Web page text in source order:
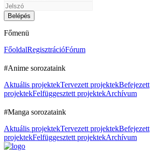
Főmenü
FőoldalRegisztrációFórum
#Anime sorozataink
Aktuális projektekTervezett projektekBefejezett
projektekFelfüggesztett projektekArchívum
#Manga sorozataink
Aktuális projektekTervezett projektekBefejezett
projektekFelfüggesztett projektekArchívum